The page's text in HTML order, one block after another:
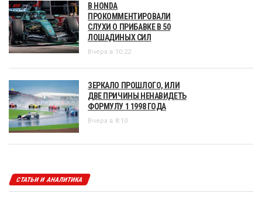
В HONDA
ПРОКОММЕНТИРОВАЛИ
СЛУХИ О ПРИБАВКЕ В 50
ЛОШАДИНЫХ СИЛ
Вчера в 10:22
ЗЕРКАЛО ПРОШЛОГО, ИЛИ
ДВЕ ПРИЧИНЫ НЕНАВИДЕТЬ
ФОРМУЛУ 1 1998 ГОДА
Вчера в 8:10
СТАТЬИ И АНАЛИТИКА